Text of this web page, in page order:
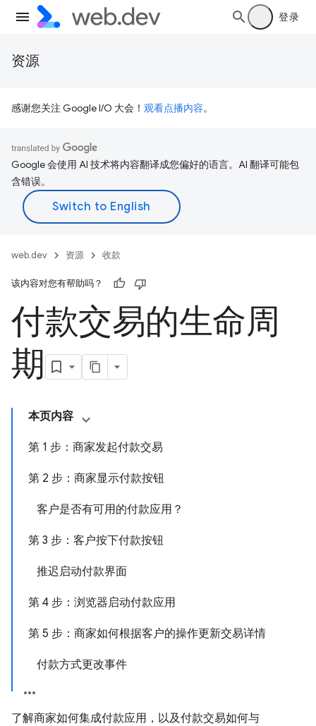
登录
资源
感谢您关注 Google I/O 大会！ 观看点播内容。
Google 会使用 AI 技术将内容翻译成您偏好的语言。AI 翻译可能包
含错误。
web.dev 资源 收款
该内容对您有帮助吗？
付款交易的生命周
期
本页内容
第 1 步：商家发起付款交易
第 2 步：商家显示付款按钮
客户是否有可用的付款应用？
第 3 步：客户按下付款按钮
推迟启动付款界面
第 4 步：浏览器启动付款应用
第 5 步：商家如何根据客户的操作更新交易详情
付款方式更改事件
了解商家如何集成付款应用，以及付款交易如何与